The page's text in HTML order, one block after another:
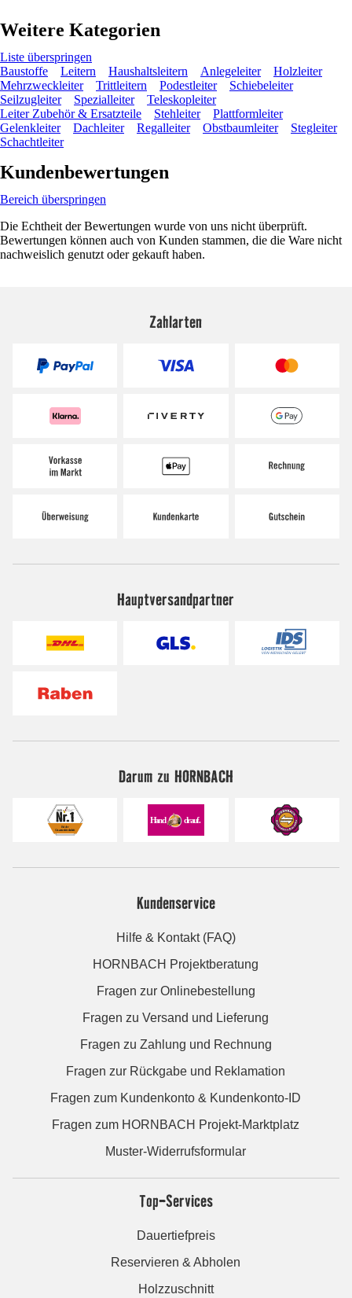
Weitere Kategorien
Liste überspringen
Baustoffe
Leitern Haushaltsleitern Anlegeleiter
Holzleiter
Mehrzweckleiter
Trittleitern Podestleiter
Schiebeleiter
Seilzugleiter
Spezialleiter
Teleskopleiter
Leiter Zubehör & Ersatzteile
Stehleiter
Plattformleiter
Gelenkleiter
Dachleiter Regalleiter Obstbaumleiter
Stegleiter
Schachtleiter
Kundenbewertungen
Bereich überspringen
Die Echtheit der Bewertungen wurde von uns nicht überprüft.
Bewertungen können auch von Kunden stammen, die die Ware nicht
nachweislich genutzt oder gekauft haben.
Zahlarten
Hauptversandpartner
Darum zu HORNBACH
Kundenservice
Hilfe & Kontakt (FAQ)
HORNBACH Projektberatung
Fragen zur Onlinebestellung
Fragen zu Versand und Lieferung
Fragen zu Zahlung und Rechnung
Fragen zur Rückgabe und Reklamation
Fragen zum Kundenkonto & Kundenkonto-ID
Fragen zum HORNBACH Projekt-Marktplatz
Muster-Widerrufsformular
Top-Services
Dauertiefpreis
Reservieren & Abholen
Holzzuschnitt